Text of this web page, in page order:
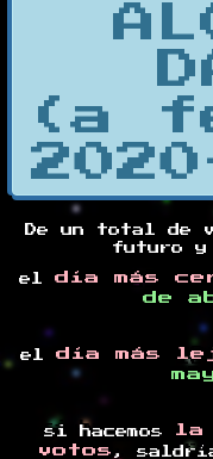
(a
De un total de
futuro y
el día más
de
el día más
si hacemos
la
votos ,